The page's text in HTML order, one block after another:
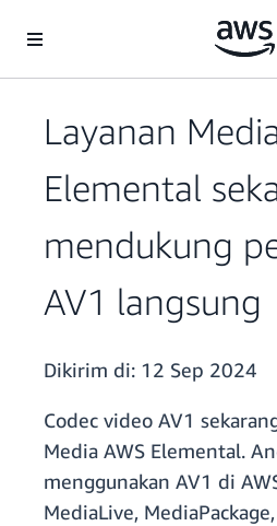
Layanan
Elemental
mendukung
AV1 langsung
Dikirim di: 12 Sep 2024
Codec video AV1
Media AWS Elemental.
menggunakan AV1 di
MediaLive,